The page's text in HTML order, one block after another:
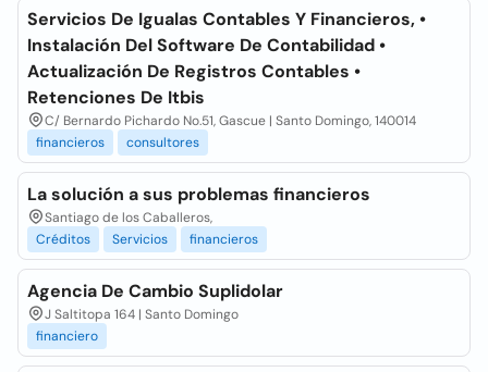
Servicios De Igualas Contables Y Financieros, •
Instalación Del Software De Contabilidad •
Actualización De Registros Contables •
Retenciones De Itbis
C/ Bernardo Pichardo No.51, Gascue | Santo Domingo, 140014
financieros
consultores
La solución a sus problemas financieros
Santiago de los Caballeros,
Créditos
Servicios financieros
Agencia De Cambio Suplidolar
J Saltitopa 164 | Santo Domingo
financiero